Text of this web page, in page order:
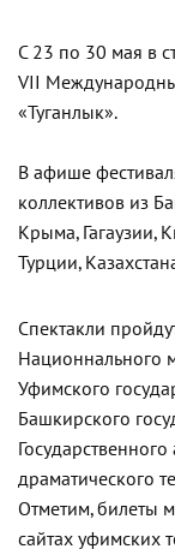
С 23 по 30 мая в
VII
«Туганлык».
В афише
коллективов из
Крыма, Гагаузии,
Турции,
Спектакли
Национнального
Уфимского
Башкирского
драматического
Отметим, билеты
сайтах уфимских